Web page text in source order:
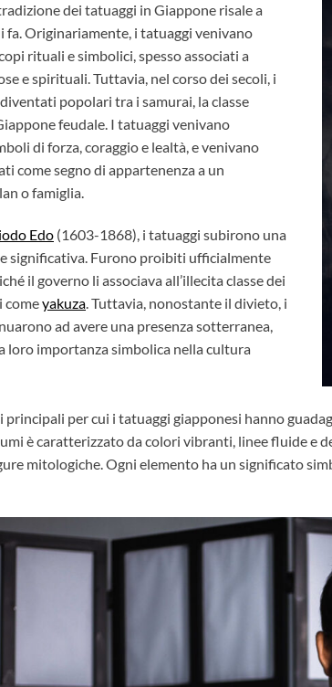
dei tatuaggi in Giappone risale a
fa. Originariamente, i tatuaggi venivano
rituali e simbolici, spesso associati a
e spirituali. Tuttavia, nel corso dei secoli, i
popolari tra i samurai, la classe
feudale. I tatuaggi venivano
di forza, coraggio e lealtà, e venivano
come segno di appartenenza a un
o famiglia.
Edo (1603-1868), i tatuaggi subirono una
significativa. Furono proibiti ufficialmente
il governo li associava all’illecita classe dei
comeyakuza. Tuttavia, nonostante il divieto, i
ad avere una presenza sotterranea,
loro importanza simbolica nella cultura
principali per cui i tatuaggi giapponesi hanno
è caratterizzato da colori vibranti, linee fluide e
mitologiche. Ogni elemento ha un significato